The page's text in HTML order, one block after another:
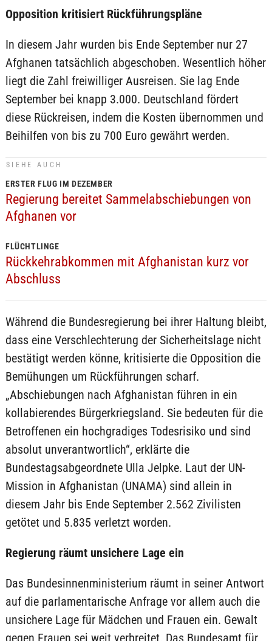
Opposition kritisiert Rückführungspläne
In diesem Jahr wurden bis Ende September nur 27
Afghanen tatsächlich abgeschoben. Wesentlich höher
liegt die Zahl freiwilliger Ausreisen. Sie lag Ende
September bei knapp 3.000. Deutschland fördert
diese Rückreisen, indem die Kosten übernommen und
Beihilfen von bis zu 700 Euro gewährt werden.
SIEHE AUCH
ERSTER FLUG IM DEZEMBER
Regierung bereitet Sammelabschiebungen von
Afghanen vor
FLÜCHTLINGE
Rückkehrabkommen mit Afghanistan kurz vor
Abschluss
Während die Bundesregierung bei ihrer Haltung bleibt,
dass eine Verschlechterung der Sicherheitslage nicht
bestätigt werden könne, kritisierte die Opposition die
Bemühungen um Rückführungen scharf.
„Abschiebungen nach Afghanistan führen in ein
kollabierendes Bürgerkriegsland. Sie bedeuten für die
Betroffenen ein hochgradiges Todesrisiko und sind
absolut unverantwortlich“, erklärte die
Bundestagsabgeordnete Ulla Jelpke. Laut der UN-
Mission in Afghanistan (UNAMA) sind allein in
diesem Jahr bis Ende September 2.562 Zivilisten
getötet und 5.835 verletzt worden.
Regierung räumt unsichere Lage ein
Das Bundesinnenministerium räumt in seiner Antwort
auf die parlamentarische Anfrage vor allem auch die
unsichere Lage für Mädchen und Frauen ein. Gewalt
gegen Frauen sei weit verbreitet. Das Bundesamt für